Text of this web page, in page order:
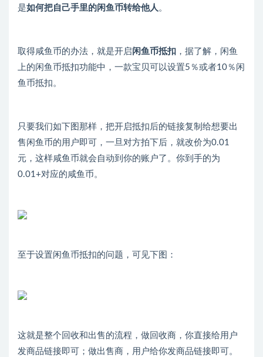
是如何把自己手里的闲鱼币转给他人。
取得咸鱼币的办法，就是开启 闲鱼币抵扣 ，据了解，闲鱼
上的闲鱼币抵扣功能中，一款宝贝可以设置5％或者10％闲
鱼币抵扣。
只要我们如下图那样，把开启抵扣后的链接复制给想要出
售闲鱼币的用户即可，一旦对方拍下后，就改价为0.01
元，这样咸鱼币就会自动到你的账户了。你到手的为
0.01+对应的咸鱼币。
至于设置闲鱼币抵扣的问题，可见下图：
这就是整个回收和出售的流程，做回收商，你直接给用户
发商品链接即可；做出售商，用户给你发商品链接即可。